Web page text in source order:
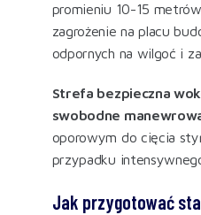
promieniu 10-15
zagrożenie na placu
odpornych na wilgoć i
Strefa bezpieczna
swobodne
oporowym do cięcia
przypadku
Jak przygotować